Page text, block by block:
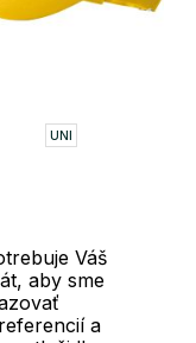
UNI
Váš
aby sme
a